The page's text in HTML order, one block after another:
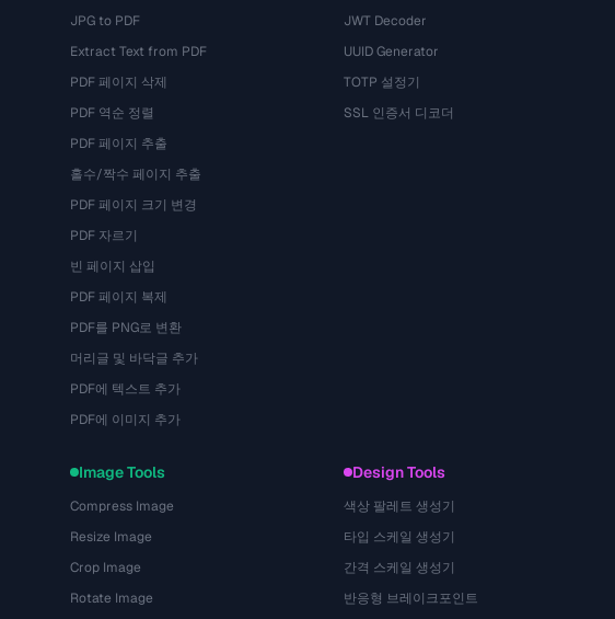
JPG to PDF
Extract Text from PDF
PDF 페이지 삭제
PDF 역순 정렬
PDF 페이지 추출
홀수/짝수 페이지 추출
PDF 페이지 크기 변경
PDF 자르기
빈 페이지 삽입
PDF 페이지 복제
PDF를 PNG로 변환
머리글 및 바닥글 추가
PDF에 텍스트 추가
PDF에 이미지 추가
JWT Decoder
UUID Generator
TOTP 설정기
SSL 인증서 디코더
Image Tools
Compress Image
Resize Image
Crop Image
Rotate Image
Design Tools
색상 팔레트 생성기
타입 스케일 생성기
간격 스케일 생성기
반응형 브레이크포인트